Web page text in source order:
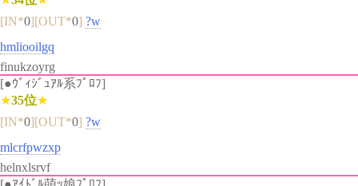
[IN*0][OUT*0] ?w
hmliooilgq
finukzoyrg
[●ｳﾞｨｼﾞｭｱﾙ系ﾌﾟﾛﾌ]
★35位★
[IN*0][OUT*0] ?w
mlcrfpwzxp
helnxlsrvf